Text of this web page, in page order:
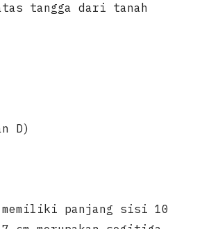
tangga dari tanah
D)
panjang sisi 10